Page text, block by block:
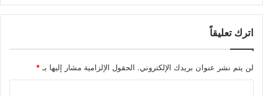
اترك تعليقاً
لن يتم نشر عنوان بريدك الإلكتروني. الحقول الإلزامية مشار إليها بـ *